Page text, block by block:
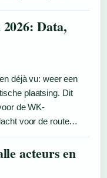
Data,
déjà vu: weer een
plaatsing. Dit
de WK-
voor de route…
acteurs en